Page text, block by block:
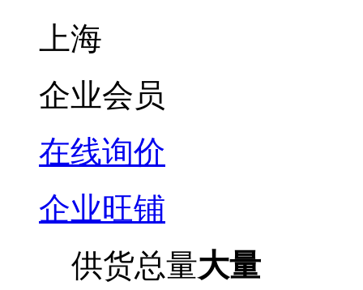
上海
企业会员
在线询价
企业旺铺
供货总量大量